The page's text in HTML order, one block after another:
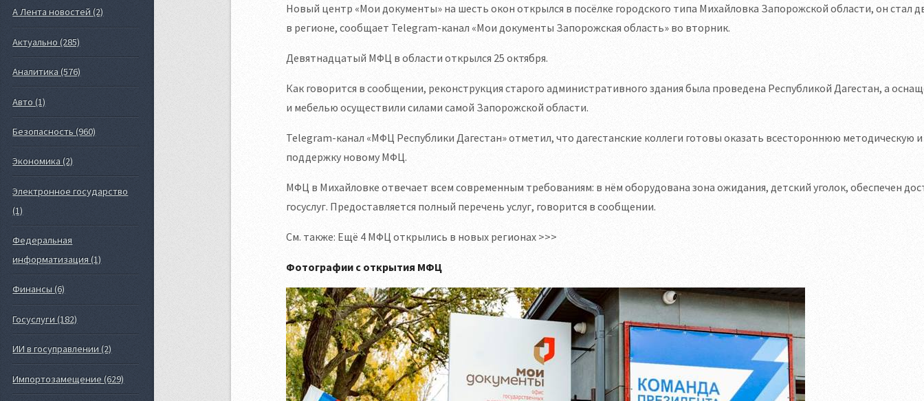
А Лента новостей (2)
Актуально (285)
Аналитика (576)
Авто (1)
Безопасность (960)
Экономика (2)
Электронное государство
(1)
Федеральная
информатизация (1)
Финансы (6)
Госуслуги (182)
ИИ в госуправлении (2)
Импортозамещение (629)
Новый центр «Мои документы» на шесть окон открылся в посёлке городского типа Михайловка Запорожской области, он
в регионе, сообщает Telegram-канал «Мои документы Запорожская область» во вторник.
Девятнадцатый МФЦ в области открылся 25 октября.
Как говорится в сообщении, реконструкция старого административного здания была проведена Республикой Дагестан, а
и мебелью осуществили силами самой Запорожской области.
Telegram-канал «МФЦ Республики Дагестан» отметил, что дагестанские коллеги готовы оказать всестороннюю методическую
поддержку новому МФЦ.
МФЦ в Михайловке отвечает всем современным требованиям: в нём оборудована зона ожидания, детский уголок, обеспечен
госуслуг. Предоставляется полный перечень услуг, говорится в сообщении.
См. также: Ещё 4 МФЦ открылись в новых регионах >>>
Фотографии с открытия МФЦ